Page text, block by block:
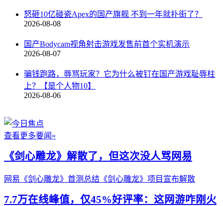
怒砸10亿碰瓷Apex的国产旗舰 不到一年就扑街了？
2026-08-08
国产Bodycam视角射击游戏发售前首个实机演示
2026-08-07
骗钱跑路，辱骂玩家？它为什么被钉在国产游戏耻辱柱
上？【是个人物10】
2026-08-06
查看更多要闻»
《剑心雕龙》解散了，但这次没人骂网易
网易《剑心雕龙》首测总结 《剑心雕龙》项目宣布解散
7.7万在线峰值，仅45%好评率：这网游咋刚火